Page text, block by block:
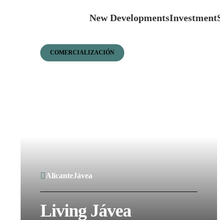
New DevelopmentsInvestment
COMERCIALIZACIÓN
AlicanteJávea
Living Jávea